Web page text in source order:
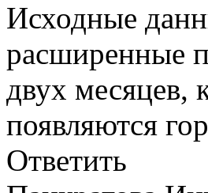
Исходные
расширенные
двух месяцев,
появляются
Ответить